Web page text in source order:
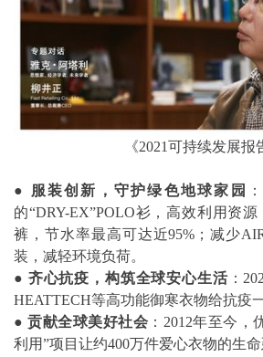
《2021可持续发展报
● 服装创新，守护绿色地球家园
的“DRY-EX”POLO衫，高效利用资源
裤，节水率最高可达近95%；减少
装，减轻环境负荷。
● 齐心抗疫，构筑全球安心生活：
HEATTECH等高功能御寒衣物给抗疫
● 贡献全球美好社会 ：2012年至今，
利用”项目让约400万件爱心衣物的生命